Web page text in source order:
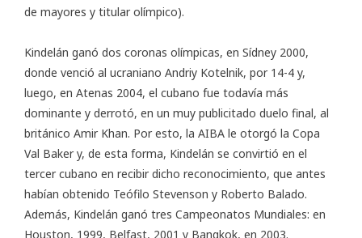
de mayores y titular olímpico).
Kindelán ganó dos coronas olímpicas, en Sídney 2000,
donde venció al ucraniano Andriy Kotelnik, por 14-4 y,
luego, en Atenas 2004, el cubano fue todavía más
dominante y derrotó, en un muy publicitado duelo final, al
británico Amir Khan. Por esto, la AIBA le otorgó la Copa
Val Baker y, de esta forma, Kindelán se convirtió en el
tercer cubano en recibir dicho reconocimiento, que antes
habían obtenido Teófilo Stevenson y Roberto Balado.
Además, Kindelán ganó tres Campeonatos Mundiales: en
Houston, 1999, Belfast, 2001 y Bangkok, en 2003.